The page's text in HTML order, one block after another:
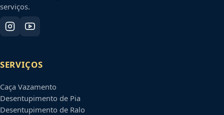
serviços.
SERVIÇOS
Caça Vazamento
Desentupimento de Pia
Desentupimento de Ralo